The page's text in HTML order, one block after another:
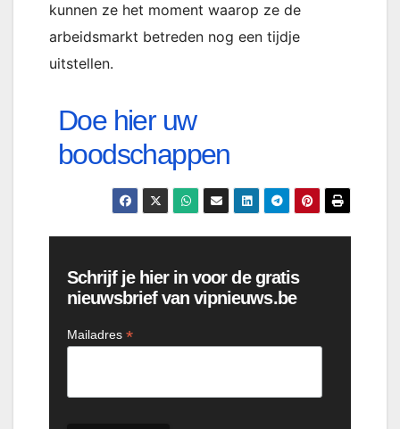
kunnen ze het moment waarop ze de
arbeidsmarkt betreden nog een tijdje
uitstellen.
Doe hier uw
boodschappen
Schrijf je hier in voor de gratis
nieuwsbrief van vipnieuws.be
Mailadres *